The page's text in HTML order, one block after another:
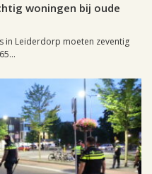
woningen bij oude
in Leiderdorp moeten zeventig